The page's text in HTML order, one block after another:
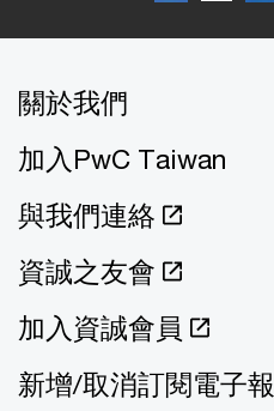
關於我們
加入PwC Taiwan
與我們連絡
資誠之友會
加入資誠會員
新增/取消訂閱電子報